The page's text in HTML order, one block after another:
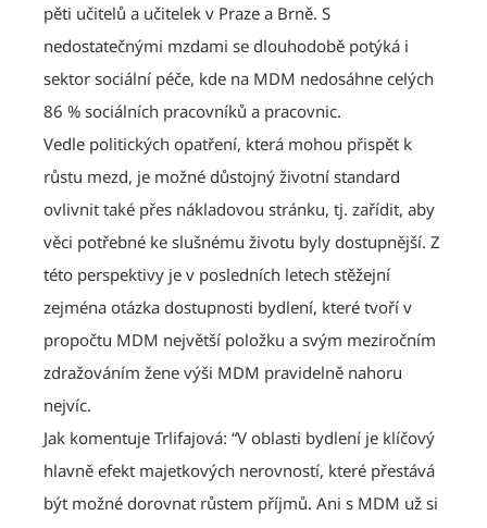
pěti učitelů a učitelek v Praze a Brně. S
nedostatečnými mzdami se dlouhodobě potýká i
sektor sociální péče, kde na MDM nedosáhne celých
86 % sociálních pracovníků a pracovnic.
Vedle politických opatření, která mohou přispět k
růstu mezd, je možné důstojný životní standard
ovlivnit také přes nákladovou stránku, tj. zařídit, aby
věci potřebné ke slušnému životu byly dostupnější. Z
této perspektivy je v posledních letech stěžejní
zejména otázka dostupnosti bydlení, které tvoří v
propočtu MDM největší položku a svým meziročním
zdražováním žene výši MDM pravidelně nahoru
nejvíc.
Jak komentuje Trlifajová: “V oblasti bydlení je klíčový
hlavně efekt majetkových nerovností, které přestává
být možné dorovnat růstem příjmů. Ani s MDM už si